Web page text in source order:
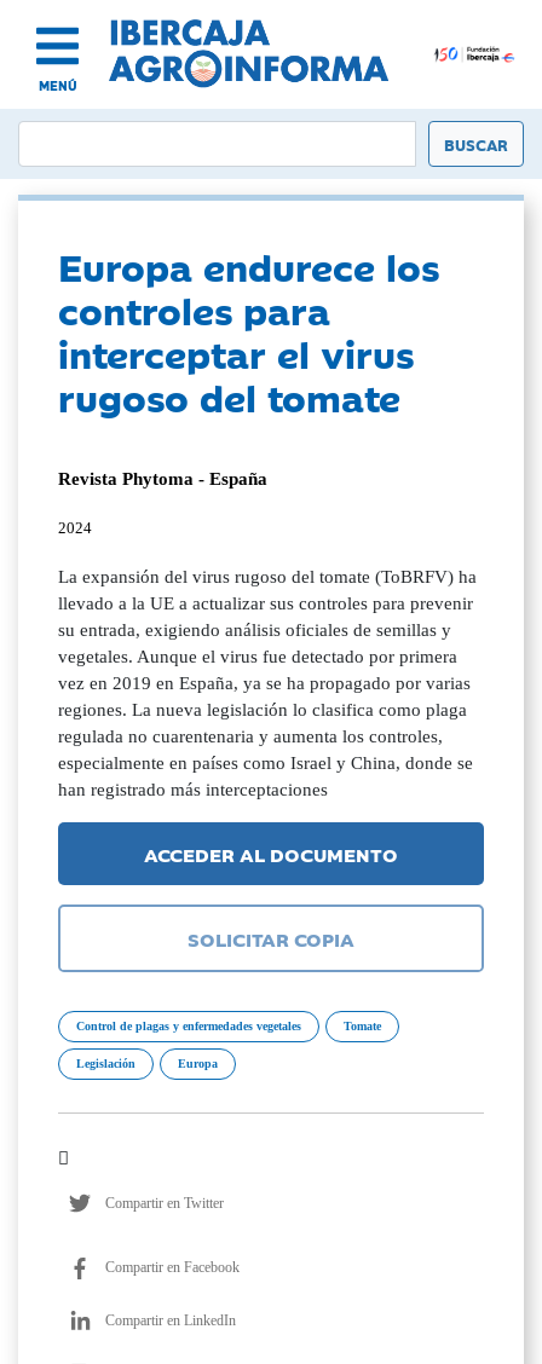
MENÚ
Europa endurece los
controles para
interceptar el virus
rugoso del tomate
Revista Phytoma - España
2024
La expansión del virus rugoso del tomate (ToBRFV) ha
llevado a la UE a actualizar sus controles para prevenir
su entrada, exigiendo análisis oficiales de semillas y
vegetales. Aunque el virus fue detectado por primera
vez en 2019 en España, ya se ha propagado por varias
regiones. La nueva legislación lo clasifica como plaga
regulada no cuarentenaria y aumenta los controles,
especialmente en países como Israel y China, donde se
han registrado más interceptaciones
ACCEDER AL DOCUMENTO
SOLICITAR COPIA
Control de plagas y enfermedades vegetales Tomate
Legislación Europa
Compartir en Twitter
Compartir en Facebook
Compartir en LinkedIn